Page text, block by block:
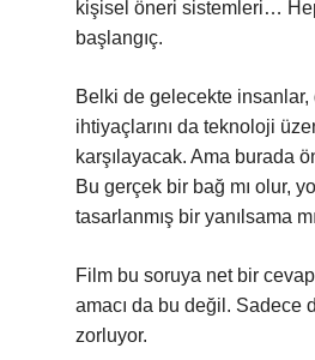
kişisel öneri sistemleri…
başlangıç.
Belki de gelecekte insanlar,
ihtiyaçlarını da teknoloji
karşılayacak. Ama burada
Bu gerçek bir bağ mı olur,
tasarlanmış bir yanılsama
Film bu soruya net bir
amacı da bu değil. Sadece
zorluyor.